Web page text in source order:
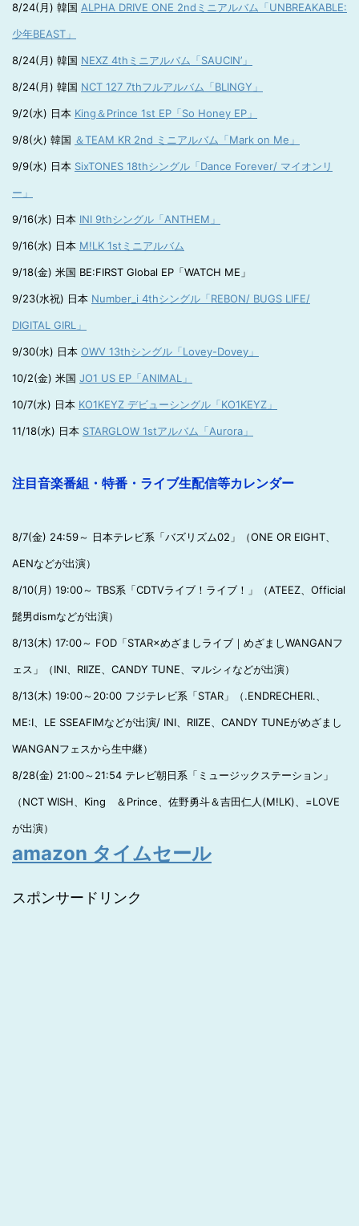
8/24(月) 韓国 ALPHA DRIVE ONE 2ndミニアルバム「UNBREAKABLE:
少年BEAST」
8/24(月) 韓国 NEXZ 4thミニアルバム「SAUCIN’」
8/24(月) 韓国 NCT 127 7thフルアルバム「BLINGY」
9/2(水) 日本 King＆Prince 1st EP「So Honey EP」
9/8(火) 韓国 ＆TEAM KR 2nd ミニアルバム「Mark on Me」
9/9(水) 日本 SixTONES 18thシングル「Dance Forever/ マイオンリ
ー」
9/16(水) 日本 INI 9thシングル「ANTHEM」
9/16(水) 日本 M!LK 1stミニアルバム
9/18(金) 米国 BE:FIRST Global EP「WATCH ME」
9/23(水祝) 日本 Number_i 4thシングル「REBON/ BUGS LIFE/
DIGITAL GIRL」
9/30(水) 日本 OWV 13thシングル「Lovey-Dovey」
10/2(金) 米国 JO1 US EP「ANIMAL」
10/7(水) 日本 KO1KEYZ デビューシングル「KO1KEYZ」
11/18(水) 日本 STARGLOW 1stアルバム「Aurora」
注目音楽番組・特番・ライブ生配信等カレンダー
8/7(金) 24:59～ 日本テレビ系「バズリズム02」（ONE OR EIGHT、
AENなどが出演）
8/10(月) 19:00～ TBS系「CDTVライブ！ライブ！」（ATEEZ、Official
髭男dismなどが出演）
8/13(木) 17:00～ FOD「STAR×めざましライブ｜めざましWANGANフ
ェス」（INI、RIIZE、CANDY TUNE、マルシィなどが出演）
8/13(木) 19:00～20:00 フジテレビ系「STAR」（.ENDRECHERI.、
ME:I、LE SSEAFIMなどが出演/ INI、RIIZE、CANDY TUNEがめざまし
WANGANフェスから生中継）
8/28(金) 21:00～21:54 テレビ朝日系「ミュージックステーション」
（NCT WISH、King ＆Prince、佐野勇斗＆吉田仁人(M!LK)、=LOVE
が出演）
amazon タイムセール
スポンサードリンク